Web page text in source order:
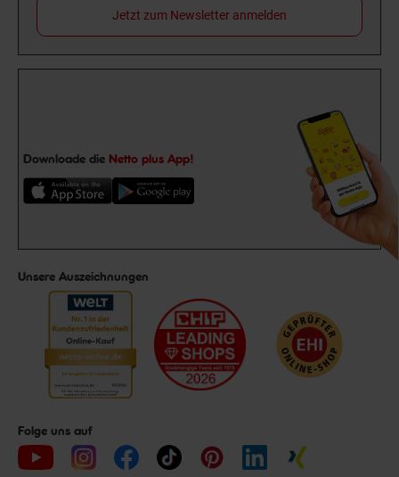
Jetzt zum Newsletter anmelden
Downloade die Netto plus App!
Unsere Auszeichnungen
Folge uns auf